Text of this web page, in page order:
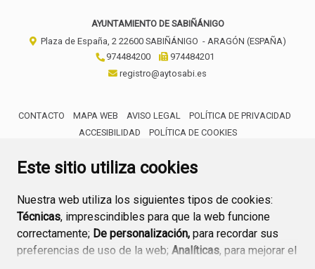
Este sitio utiliza cookies
Nuestra web utiliza los siguientes tipos de cookies:
Técnicas, imprescindibles para que la web funcione
correctamente; De personalización, para recordar sus
preferencias de uso de la web; Analíticas, para mejorar el
AYUNTAMIENTO DE SABIÑÁNIGO
Plaza de España, 2 22600 SABIÑÁNIGO - ARAGÓN (ESPAÑA)
974484200
974484201
registro@aytosabi.es
CONTACTO MAPA WEB AVISO LEGAL
POLÍTICA DE PRIVACIDAD
ACCESIBILIDAD
POLÍTICA DE COOKIES